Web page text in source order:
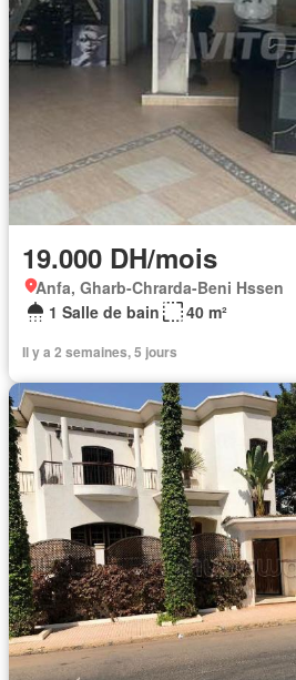
19.000 DH/mois
Anfa, Gharb-Chrarda-Beni Hssen
1 Salle de bain
40 m²
Il y a 2 semaines, 5 jours